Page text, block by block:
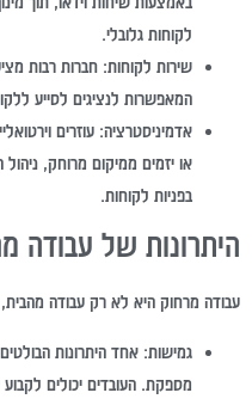
לקוחות גלובלי.
שירות לקוחות: חברות רבות
המאפשרות לנציגים לסייע
אדמיניסטרציה: עוזרים
או יזמים ממיקום מרוחק,
בפניות לקוחות.
היתרונות של עבודה
עבודה מרחוק היא לא רק עבודה מהבית,
גמישות: אחד היתרונות
מספקת. העובדים יכולים